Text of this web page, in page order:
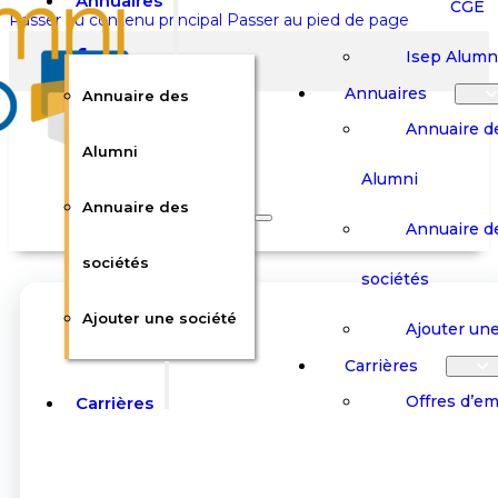
Passer au contenu principal Passer au pied de page
Rechercher sur le site
Rechercher
Panier
Annuaire des
Alumni
Annuaire des
sociétés
Ajouter une société
Carrières
CGE
Isep
Annuaires
Annuaire
Alumni
Annuaire
sociétés
Ajouter
Carrières
Offres